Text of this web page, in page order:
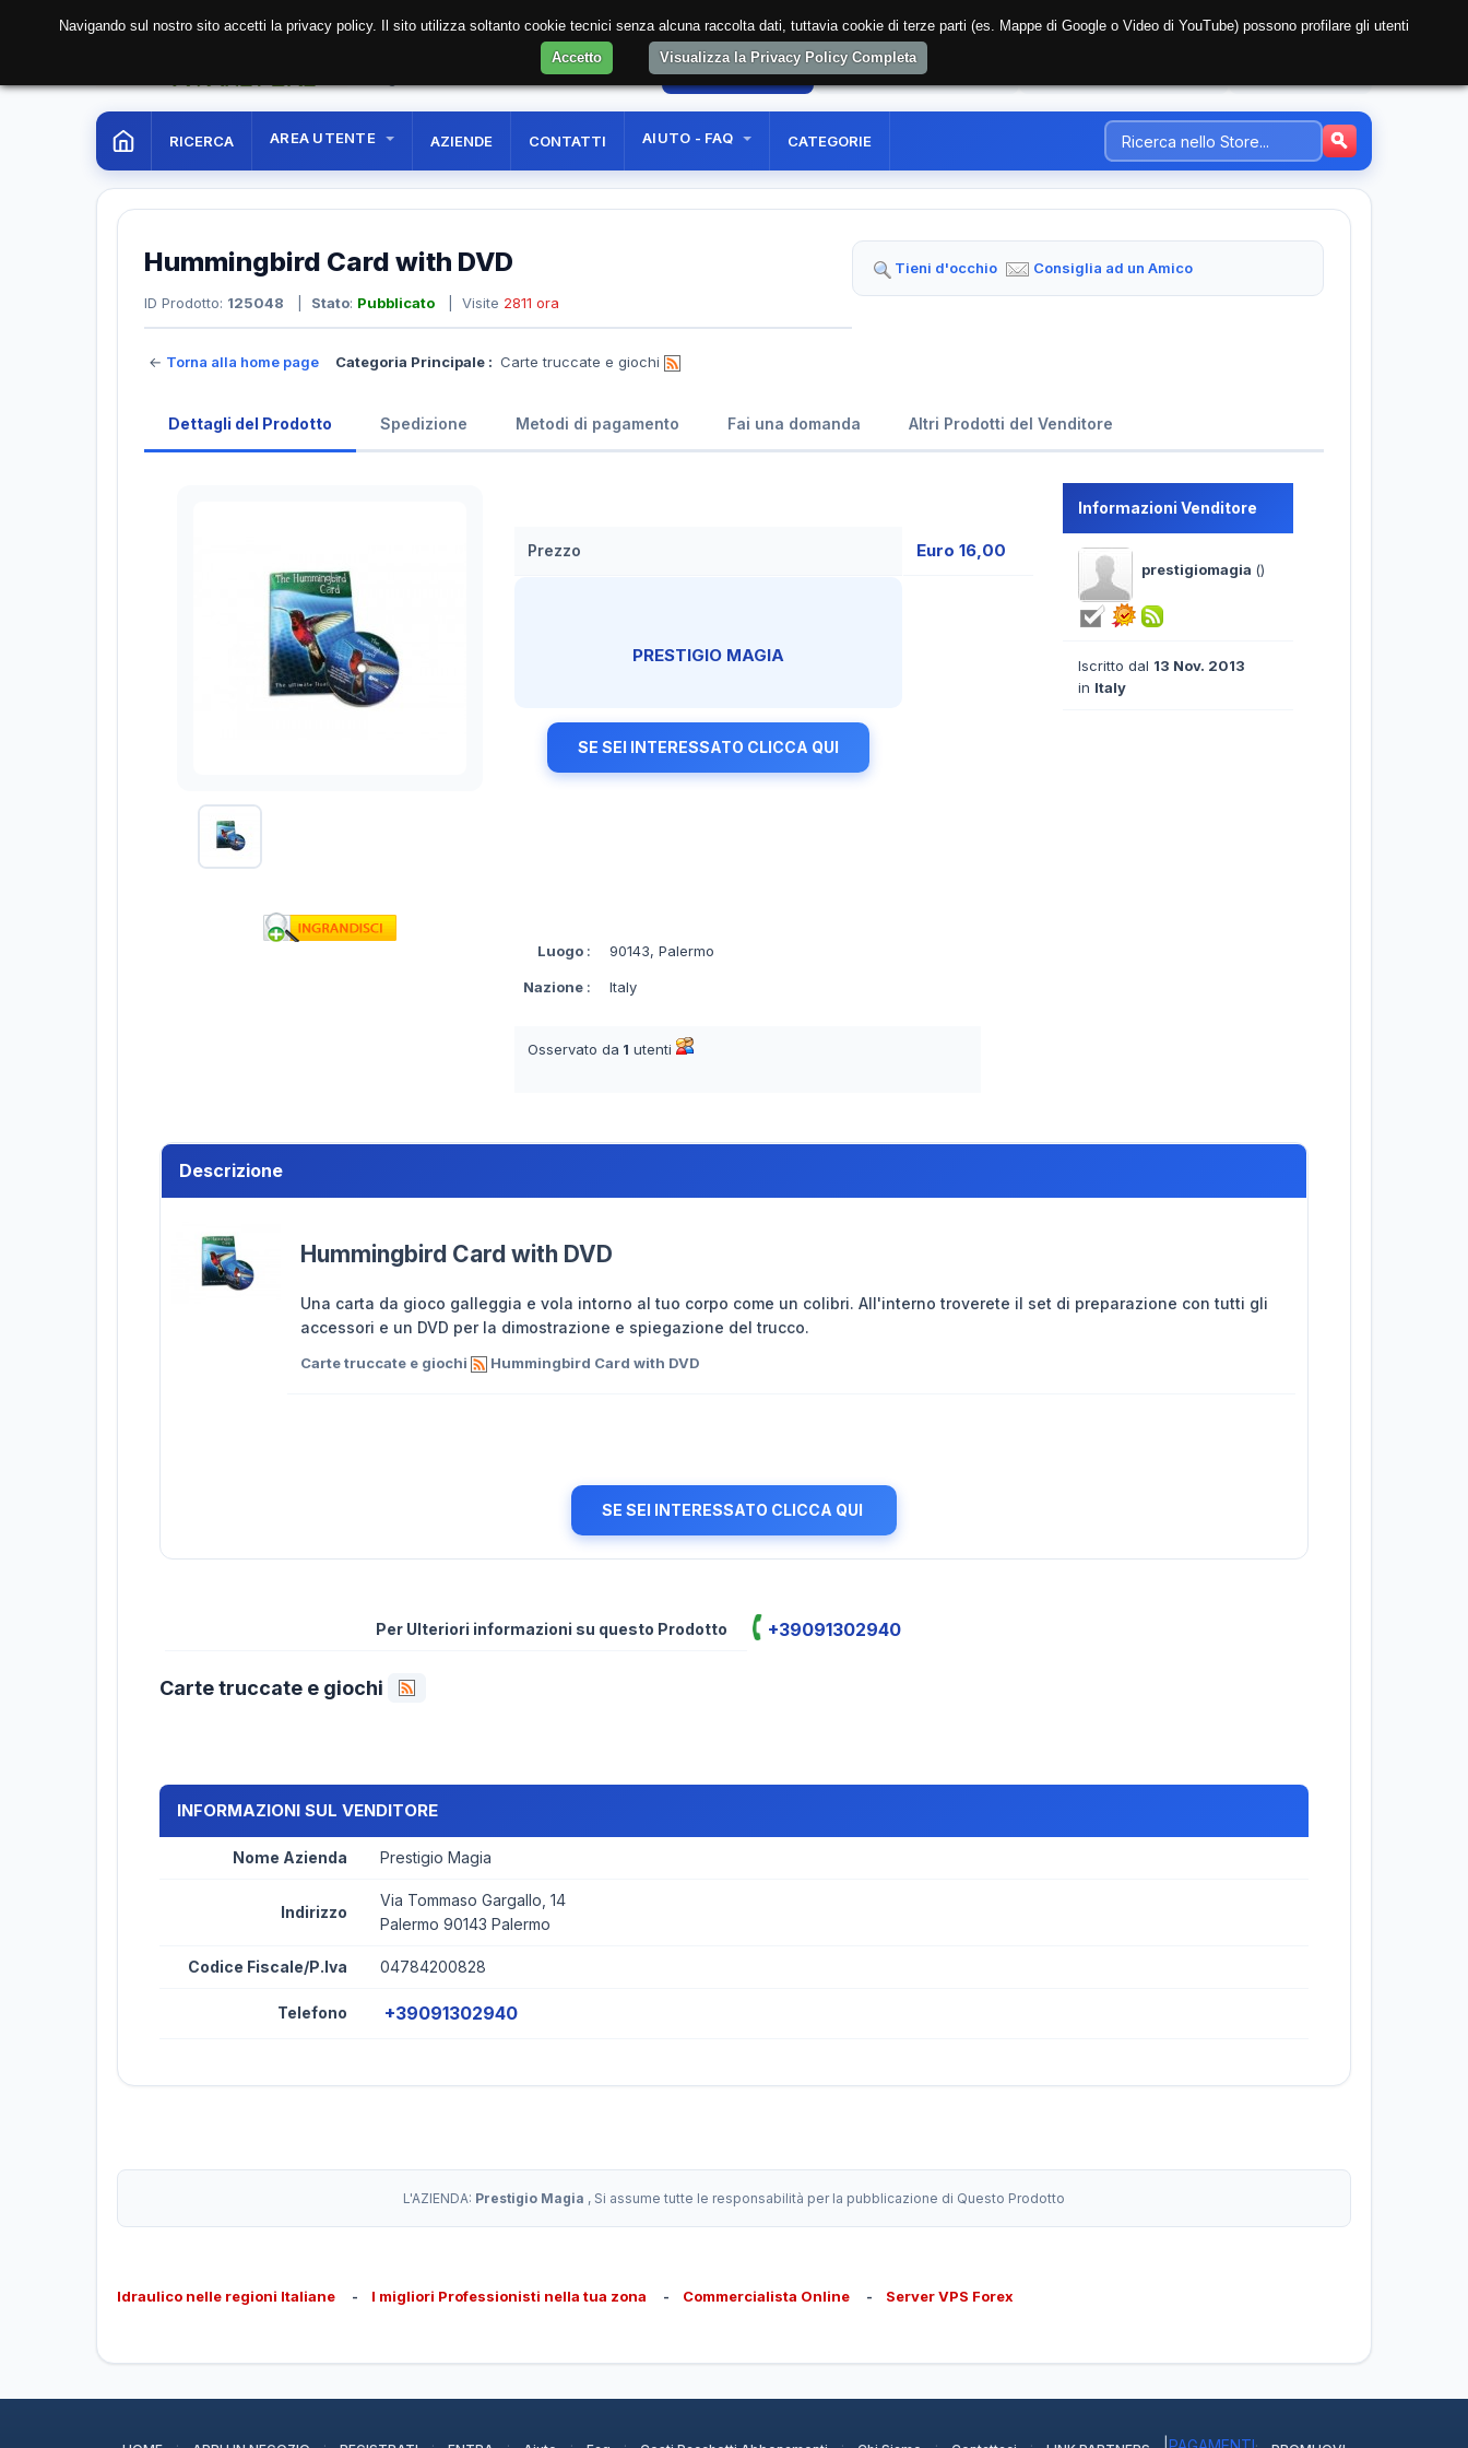
AREA RISERVATA REGISTRAZIONE UTENTE
RICERCA AREA UTENTE AZIENDE CONTATTI AIUTO - FAQ CATEGORIE
Hummingbird Card with DVD
ID Prodotto: 125048 Stato: Pubblicato | Visite 2811 ora
← Torna alla home page Categoria Principale : Carte truccate e giochi
Tieni d'occhio Consiglia ad un Amico
Dettagli del Prodotto Spedizione Metodi di pagamento Fai una domanda Altri Prodotti del Venditore
Prezzo Euro 16,00
PRESTIGIO MAGIA
SE SEI INTERESSATO CLICCA QUI
Luogo : 90143, Palermo
Nazione : Italy
Osservato da 1 utenti
Informazioni Venditore
prestigiomagia ()
Iscritto dal 13 Nov. 2013
in Italy
Descrizione
Hummingbird Card with DVD
Una carta da gioco galleggia e vola intorno al tuo corpo come un colibri. All'interno troverete il set di preparazione con tutti gli
accessori e un DVD per la dimostrazione e spiegazione del trucco.
Carte truccate e giochi Hummingbird Card with DVD
SE SEI INTERESSATO CLICCA QUI
Per Ulteriori informazioni su questo Prodotto +39091302940
Carte truccate e giochi
INFORMAZIONI SUL VENDITORE
Nome Azienda Prestigio Magia
Indirizzo
Via Tommaso Gargallo, 14
Palermo 90143 Palermo
Codice Fiscale/P.Iva 04784200828
Telefono +39091302940
L'AZIENDA: Prestigio Magia , Si assume tutte le responsabilità per la pubblicazione di Questo Prodotto
Idraulico nelle regioni Italiane - I migliori Professionisti nella tua zona - Commercialista Online - Server VPS Forex
Navigando sul nostro sito accetti la privacy policy. Il sito utilizza soltanto cookie tecnici senza alcuna raccolta dati, tuttavia cookie di terze parti (es. Mappe di Google o Video di YouTube) possono profilare gli utenti
Accetto
Visualizza la Privacy Policy Completa